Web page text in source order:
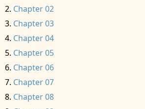
Chapter 02
Chapter 03
Chapter 04
Chapter 05
Chapter 06
Chapter 07
Chapter 08